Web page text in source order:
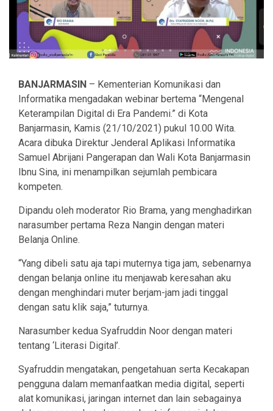
BANJARMASIN – Kementerian Komunikasi dan
Informatika mengadakan webinar bertema “Mengenal
Keterampilan Digital di Era Pandemi.” di Kota
Banjarmasin, Kamis (21/10/2021) pukul 10.00 Wita.
Acara dibuka Direktur Jenderal Aplikasi Informatika
Samuel Abrijani Pangerapan dan Wali Kota Banjarmasin
Ibnu Sina, ini menampilkan sejumlah pembicara
kompeten.
Dipandu oleh moderator Rio Brama, yang menghadirkan
narasumber pertama Reza Nangin dengan materi
Belanja Online.
“Yang dibeli satu aja tapi muternya tiga jam, sebenarnya
dengan belanja online itu menjawab keresahan aku
dengan menghindari muter berjam-jam jadi tinggal
dengan satu klik saja,” tuturnya.
Narasumber kedua Syafruddin Noor dengan materi
tentang ‘Literasi Digital’.
Syafruddin mengatakan, pengetahuan serta Kecakapan
pengguna dalam memanfaatkan media digital, seperti
alat komunikasi, jaringan internet dan lain sebagainya